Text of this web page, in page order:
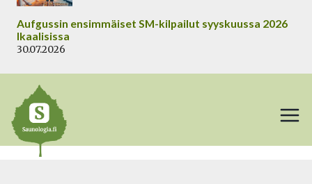
Aufgussin ensimmäiset SM-kilpailut syyskuussa 2026
Ikaalisissa
30.07.2026